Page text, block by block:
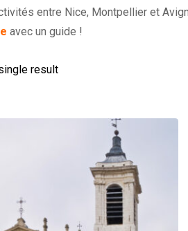
entre Nice, Montpellier et
avec un guide !
result